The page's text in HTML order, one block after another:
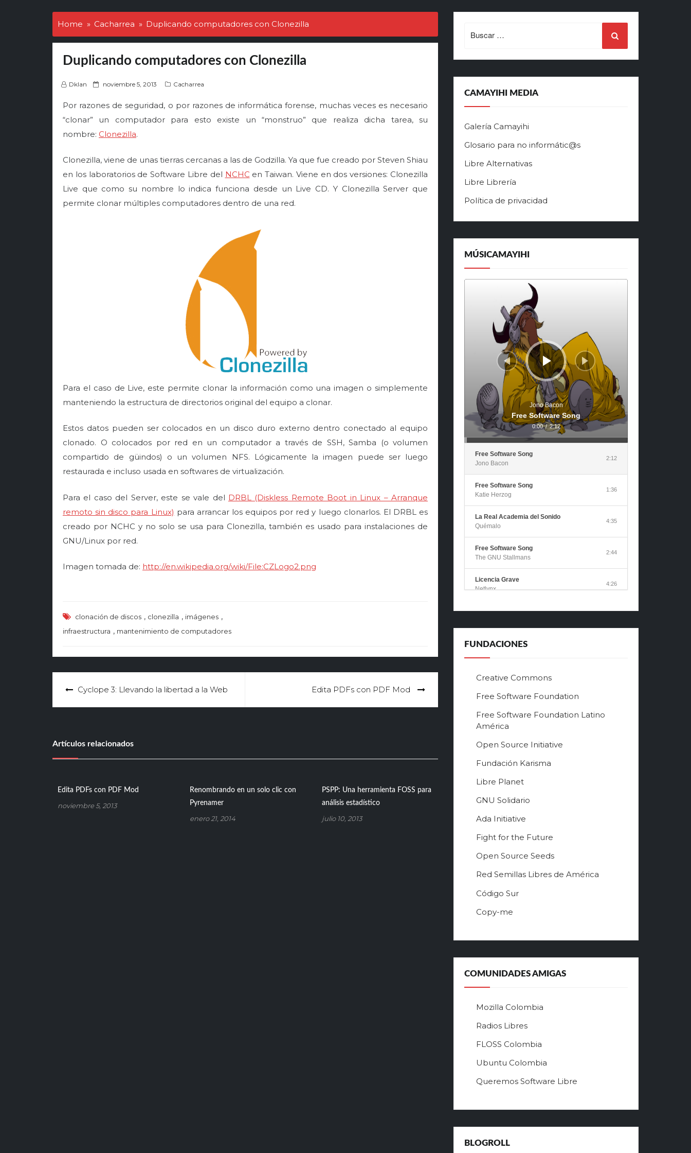
Home Cacharrea Duplicando computadores con Clonezilla
Duplicando computadores con Clonezilla
Dklan
P
s
t
d
n
noviembre 5, 2013 Cacharrea
Por razones de seguridad, o por razones de informática forense, muchas veces es necesario
“clonar” un computador para esto existe un “monstruo” que realiza dicha tarea, su
nombre: Clonezilla.
Clonezilla, viene de unas tierras cercanas a las de Godzilla. Ya que fue creado por Steven Shiau
en los laboratorios de Software Libre del NCHC en Taiwan. Viene en dos versiones: Clonezilla
Live que como su nombre lo indica funciona desde un Live CD. Y Clonezilla Server que
permite clonar múltiples computadores dentro de una red.
Para el caso de Live, este permite clonar la información como una imagen o simplemente
manteniendo la estructura de directorios original del equipo a clonar.
Estos datos pueden ser colocados en un disco duro externo dentro conectado al equipo
clonado. O colocados por red en un computador a través de SSH, Samba (o volumen
compartido de güindos) o un volumen NFS. Lógicamente la imagen puede ser luego
restaurada e incluso usada en softwares de virtualización.
Para el caso del Server, este se vale del DRBL (Diskless Remote Boot in Linux – Arranque
remoto sin disco para Linux) para arrancar los equipos por red y luego clonarlos. El DRBL es
creado por NCHC y no solo se usa para Clonezilla, también es usado para instalaciones de
GNU/Linux por red.
Imagen tomada de: http://en.wikipedia.org/wiki/File:CZLogo2.png
clonación de discos , clonezilla , imágenes ,
infraestructura , mantenimiento de computadores
Cyclope 3: Llevando la libertad a la Web Edita PDFs con PDF Mod
Artículos relacionados
Edita PDFs con PDF Mod
noviembre 5, 2013
Renombrando en un solo clic con
Pyrenamer
enero 21, 2014
PSPP: Una herramienta FOSS para
análisis estadístico
julio 10, 2013
for:
CAMAYIHI MEDIA
Galería Camayihi
Glosario para no informátic@s
Libre Alternativas
Libre Librería
Política de privacidad
MÚSICAMAYIHI
Reproductor
Jono Bacon
Free Software Song
0:00 / 2:12
Free Software Song
Jono Bacon
2:12
Free Software Song
Katie Herzog
1:36
La Real Academia del Sonido
Quémalo
4:35
Free Software Song
The GNU Stallmans
2:44
Licencia Grave
Netlynx
4:26
Canción del Software Libre
Libre
Free Software Song
Fenster
Jono Bacon
Free Software Song
Richard Stallman
FUNDACIONES
Creative Commons
Free Software Foundation
Free Software Foundation Latino
América
Open Source Initiative
Fundación Karisma
Libre Planet
GNU Solidario
Ada Initiative
Fight for the Future
Open Source Seeds
Red Semillas Libres de América
о
и
л
ь
й
а
т
л
ч
о
в
Código Sur
Copy-me
COMUNIDADES AMIGAS
Mozilla Colombia
Radios Libres
FLOSS Colombia
Ubuntu Colombia
Queremos Software Libre
BLOGROLL